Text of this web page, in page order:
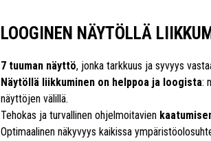
LOOGINEN NÄYTÖLLÄ
7 tuuman näyttö, jonka tarkkuus ja syvyys
Näytöllä liikkuminen on helppoa ja loogista:
näyttöjen välillä.
Tehokas ja turvallinen ohjelmoitavien
Optimaalinen näkyvyys kaikissa